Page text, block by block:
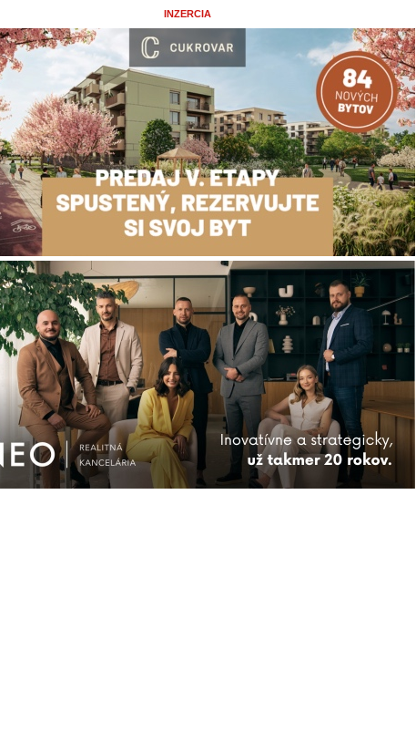
INZERCIA